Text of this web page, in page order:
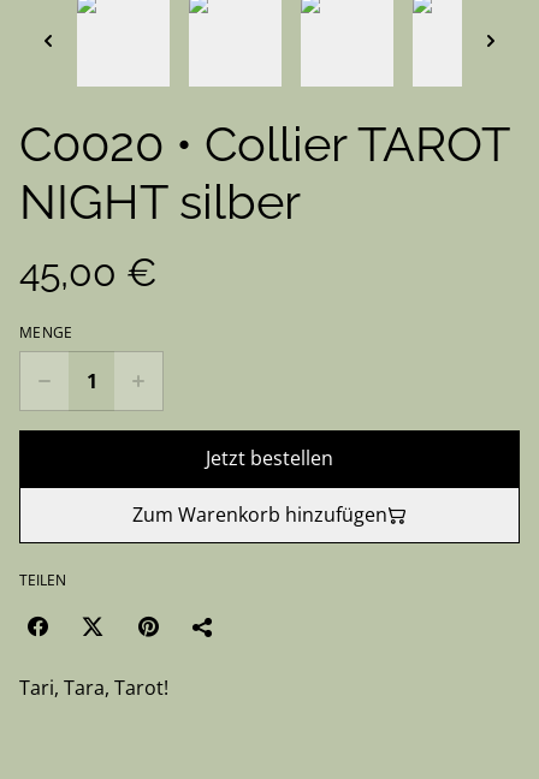
C0020 • Collier TAROT
NIGHT silber
45,00 €
MENGE
Jetzt bestellen
Zum Warenkorb hinzufügen
TEILEN
Tari, Tara, Tarot!